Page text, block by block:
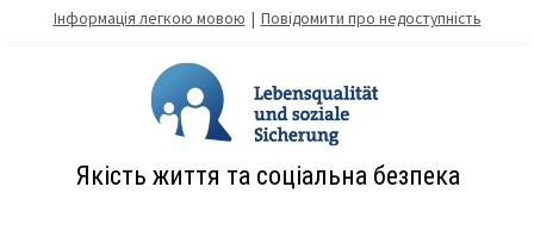
Інформація легкою мовою Повідомити про недоступність
Якість життя та соціальна безпека